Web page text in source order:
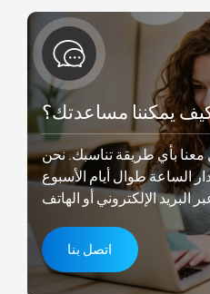
يمكننا مساعدتك؟
معنا بأي طريقة تناسبك. نحن
الساعة طوال أيام الأسبوع
اتصل بنا